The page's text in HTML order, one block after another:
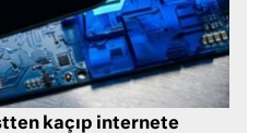
kaçıp internete